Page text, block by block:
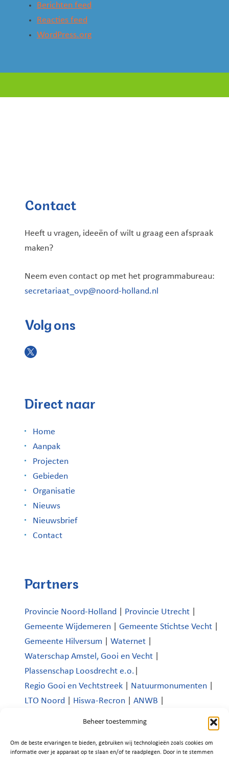
Beheer toestemming
Om de beste ervaringen te bieden, gebruiken wij technologieën zoals cookies om
informatie over je apparaat op te slaan en/of te raadplegen. Door in te stemmen
Berichten feed
Reacties feed
WordPress.org
Contact
Heeft u vragen, ideeën of wilt u graag een afspraak
maken?
Neem even contact op met het programmabureau:
secretariaat_ovp@noord-holland.nl
Volg ons
Direct naar
Home
Aanpak
Projecten
Gebieden
Organisatie
Nieuws
Nieuwsbrief
Contact
Partners
Provincie Noord-Holland Provincie Utrecht
Gemeente Wijdemeren
Gemeente Stichtse Vecht
Gemeente Hilversum
Waternet
Waterschap Amstel, Gooi en Vecht
Plassenschap Loosdrecht e.o.
Regio Gooi en Vechtstreek
Natuurmonumenten
LTO Noord
Hiswa-Recron ANWB
Platform Recreatie en Toerisme Wijdemeren|